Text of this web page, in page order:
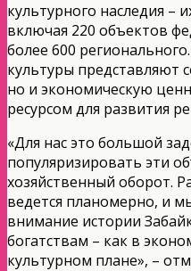
культурного наследия –
включая 220 объектов
более 600
культуры представляют
но и экономическую
ресурсом для развития
«Для нас это большой
популяризировать эти
хозяйственный оборот.
ведется планомерно, и
внимание истории
богатствам – как в
культурном плане», –